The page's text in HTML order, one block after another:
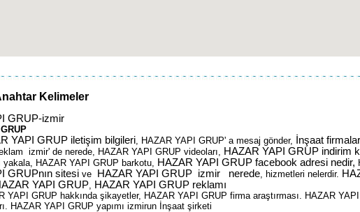
Kelimeler
GRUP-izmir
YAPI GRUP iletişim bilgileri, HAZAR YAPI GRUP' a mesaj gönder, İnşaat
izmir' de nerede, HAZAR YAPI GRUP videoları, HAZAR YAPI GRUP indirim
yakala, HAZAR YAPI GRUP barkotu, HAZAR YAPI GRUP facebook adresi nedir,
GRUPnın sitesi ve HAZAR YAPI GRUP izmir nerede, hizmetleri nelerdir.
YAPI GRUP, HAZAR YAPI GRUP reklamı
YAPI GRUP hakkında şikayetler, HAZAR YAPI GRUP firma araştırması. HAZAR
HAZAR YAPI GRUP yapımı izmirun İnşaat şirketi